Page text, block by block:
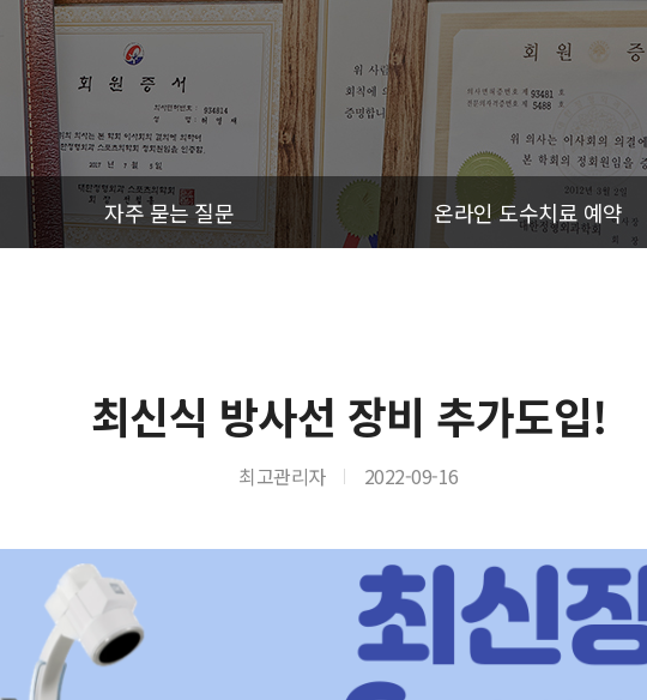
자주 묻는 질문 온라인 도수치료 예약
최신식 방사선 장비 추가도입!
최고관리자 2022-09-16